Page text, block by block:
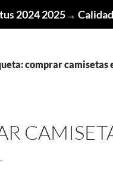
comprar camisetas